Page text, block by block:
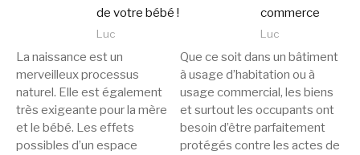
de votre bébé !
Luc
La naissance est un
merveilleux processus
naturel. Elle est également
très exigeante pour la mère
et le bébé. Les effets
possibles d’un espace
commerce
Luc
Que ce soit dans un bâtiment
à usage d’habitation ou à
usage commercial, les biens
et surtout les occupants ont
besoin d’être parfaitement
protégés contre les actes de